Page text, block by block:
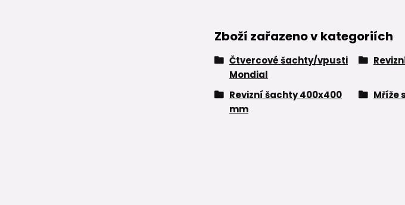
Zboží zařazeno v kategoriích
Čtvercové šachty/vpusti
Mondial
Revizní šachty 400x400
mm
Mříže